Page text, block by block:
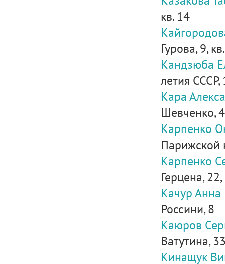
кв. 14
Гурова, 9,
Кандзюба
летия СССР,
Кара
Шевченко,
Карпенко
Парижской
Карпенко
Герцена,
Качур
Россини, 8
Каюров
Ватутина,
Кинащук